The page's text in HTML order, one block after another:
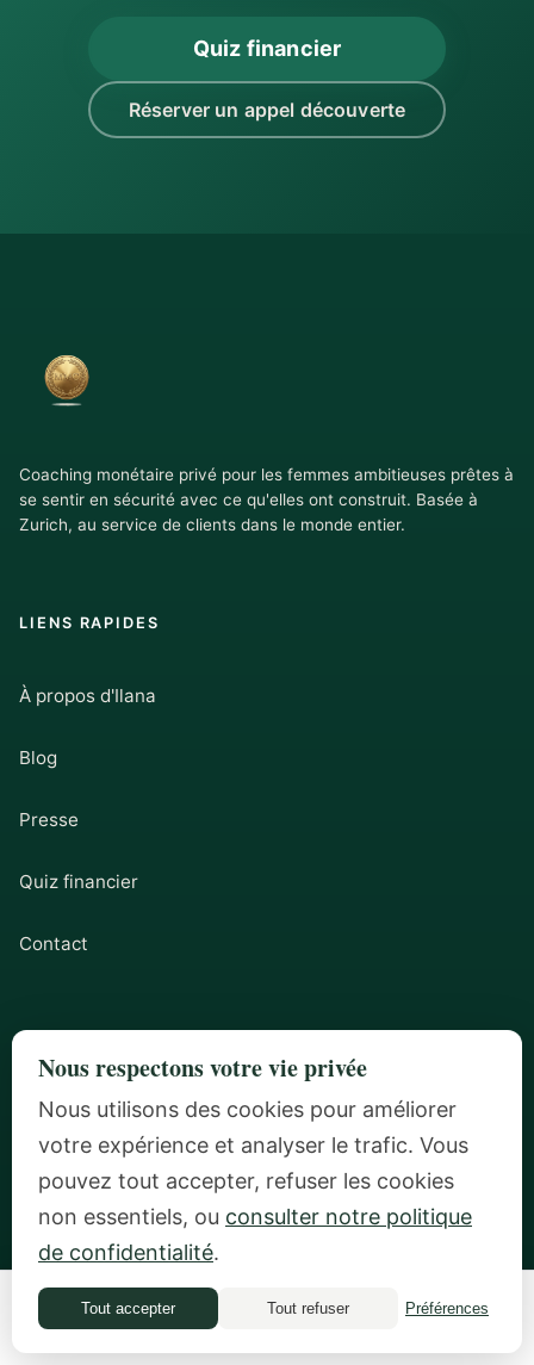
Quiz financier
Réserver un appel découverte
Coaching monétaire privé pour les femmes ambitieuses prêtes à
se sentir en sécurité avec ce qu'elles ont construit. Basée à
Zurich, au service de clients dans le monde entier.
LIENS RAPIDES
À propos d'Ilana
Blog
Presse
Quiz financier
Contact
Tous les programmes
Quiz financier
Appel découverte gratuit
Quiz financier
Nous respectons votre vie privée
Nous utilisons des cookies pour améliorer
votre expérience et analyser le trafic. Vous
pouvez tout accepter, refuser les cookies
non essentiels, ou consulter notre politique
de confidentialité.
Tout accepter Tout refuser Préférences